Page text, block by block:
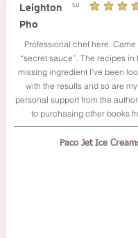
Leighton
Pho
5.0
la note moyenne est 5 sur 5
Professional chef here.
“secret sauce”. The recipes
missing ingredient I’ve been
with the results and so are
personal support from the
to purchasing other books
Paco Jet Ice